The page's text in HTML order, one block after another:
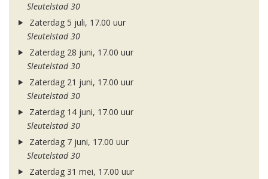
Sleutelstad 30
Zaterdag 5 juli, 17.00 uur
Sleutelstad 30
Zaterdag 28 juni, 17.00 uur
Sleutelstad 30
Zaterdag 21 juni, 17.00 uur
Sleutelstad 30
Zaterdag 14 juni, 17.00 uur
Sleutelstad 30
Zaterdag 7 juni, 17.00 uur
Sleutelstad 30
Zaterdag 31 mei, 17.00 uur